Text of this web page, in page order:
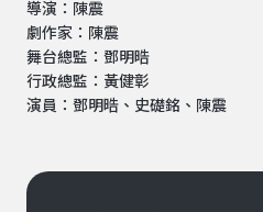
導演：陳震
劇作家：陳震
舞台總監：鄧明晧
行政總監：黃健彰
演員：鄧明晧、史礎銘、陳震